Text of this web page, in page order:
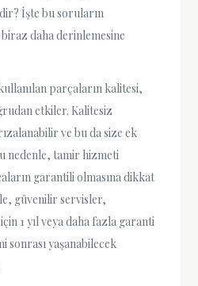
İşte bu soruların
daha derinlemesine
parçaların kalitesi,
etkiler. Kalitesiz
ve bu da size ek
nedenle, tamir hizmeti
garantili olmasına dikkat
güvenilir servisler,
1 yıl veya daha fazla garanti
sonrası yaşanabilecek